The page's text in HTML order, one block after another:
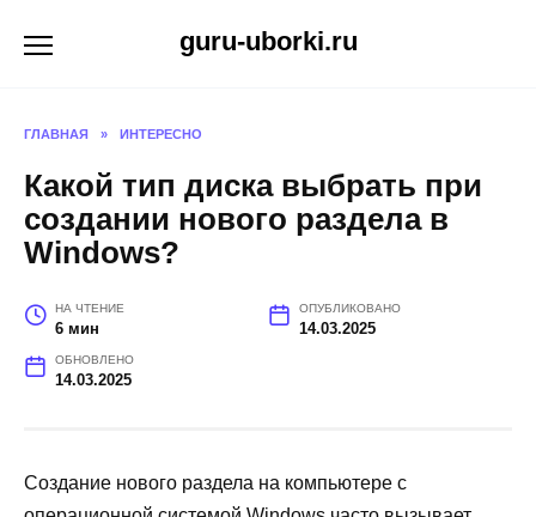
guru-uborki.ru
ГЛАВНАЯ » ИНТЕРЕСНО
Какой тип диска выбрать при
создании нового раздела в
Windows?
НА ЧТЕНИЕ
6 мин
ОПУБЛИКОВАНО
14.03.2025
ОБНОВЛЕНО
14.03.2025
Создание нового раздела на компьютере с